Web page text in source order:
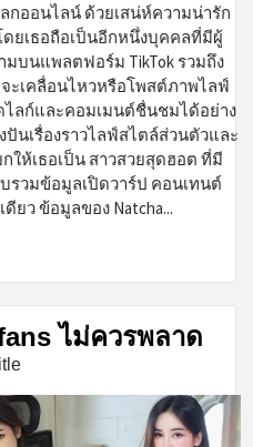
กออนไลน์ ด้วยเสน่ห์ความน่ารัก
ยเธอถือเป็นอีกหนึ่งบุคคลที่มีผู้
บนแพลตฟอร์ม TikTok รวมถึง
จะเคลื่อนไหวหรือโพสต์ภาพไลฟ์
ลก์และคอมเมนต์ชื่นชมได้อย่าง
นเรื่องราวไลฟ์สไตล์ส่วนตัวและ
ห้เธอเป็น สาวสวยสุดฮอต ที่มี
รวมข้อมูลเปิดวาร์ป คอนเทนต์
ยว ข้อมูลของ Natcha...
ไม่ควรพลาด